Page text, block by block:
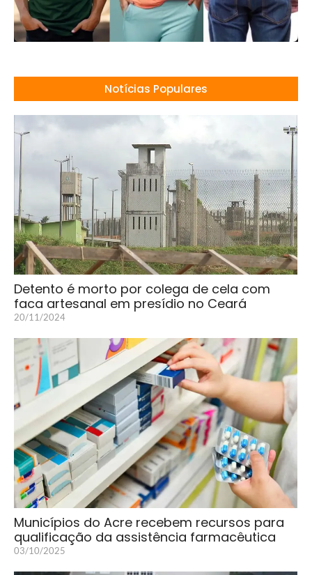
Notícias Populares
Detento é morto por colega de cela com
faca artesanal em presídio no Ceará
20/11/2024
Municípios do Acre recebem recursos para
qualificação da assistência farmacêutica
03/10/2025